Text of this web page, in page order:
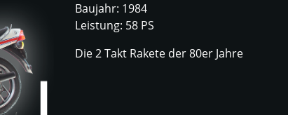
Baujahr: 1984
Leistung: 58 PS
Die 2 Takt Rakete der 80er Jahre